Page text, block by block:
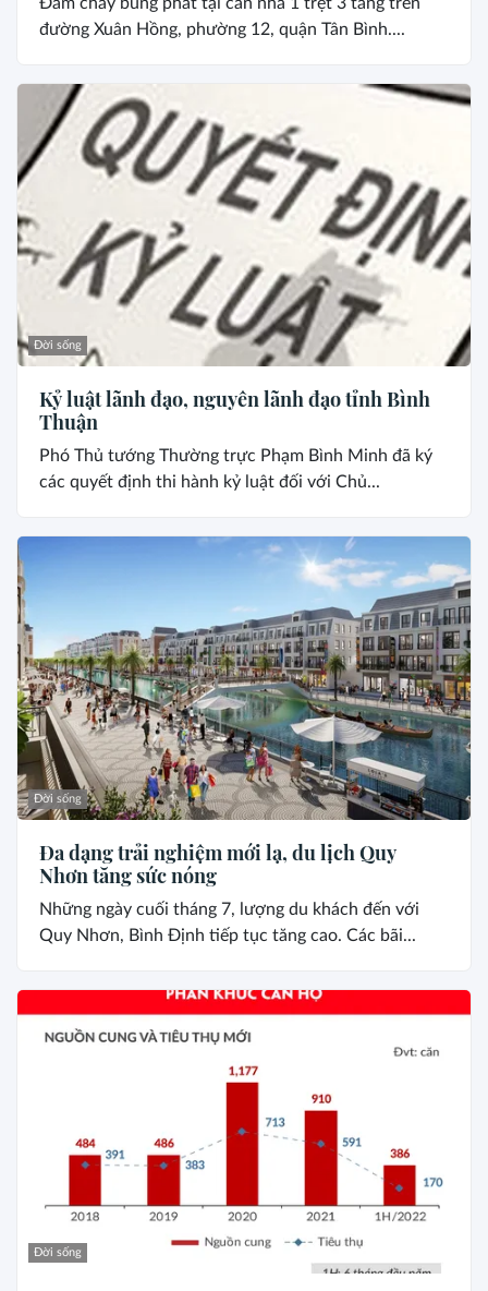
đường Xuân Hồng, phường 12, quận Tân Bình....
Đời sống
Kỷ luật lãnh đạo, nguyên lãnh đạo tỉnh Bình
Thuận
Phó Thủ tướng Thường trực Phạm Bình Minh đã ký
các quyết định thi hành kỷ luật đối với Chủ...
Đời sống
Đa dạng trải nghiệm mới lạ, du lịch Quy
Nhơn tăng sức nóng
Những ngày cuối tháng 7, lượng du khách đến với
Quy Nhơn, Bình Định tiếp tục tăng cao. Các bãi...
Đời sống